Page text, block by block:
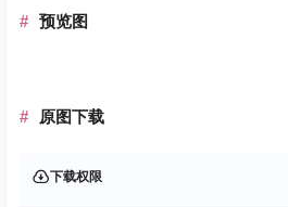
预览图
原图下载
下载权限